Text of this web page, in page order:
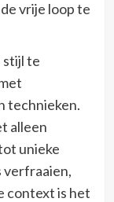
vrije loop te
stijl te
technieken.
alleen
unieke
verfraaien,
context is het